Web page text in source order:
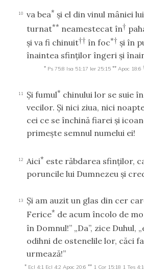
10 va bea* şi el din vinul mâniei
turnat** neamestecat în†
şi va fi chinuit†† în foc*† şi în
înaintea sfinţilor îngeri şi
* Ps 75:8 Isa 51:17 Ier 25:15 ** Apoc 18:6
11 Şi fumul* chinului lor se suie
vecilor. Şi nici ziua, nici
cei ce se închină fiarei şi
primeşte semnul numelui ei!
12 Aici* este răbdarea sfinţilor,
poruncile lui Dumnezeu şi
13
Şi am auzit un glas din cer
Ferice* de acum încolo de
în Domnul!” „Da”, zice Duhul,
odihni de ostenelile lor, căci
urmează!”
* Ecl 4:1 Ecl 4:2 Apoc 20:6 ** 1 Cor 15:18 1 Tes